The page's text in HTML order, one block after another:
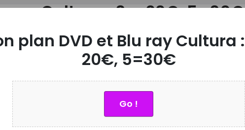
ray Cultura : 3 = 20€, 5=30€
sur plus de 2500 DVD et Blu ray : Thriller,
animé, aventure…Jusqu’au 09/08/2022.
plan DVD et Blu ray Cultura
20€, 5=30€
Go !